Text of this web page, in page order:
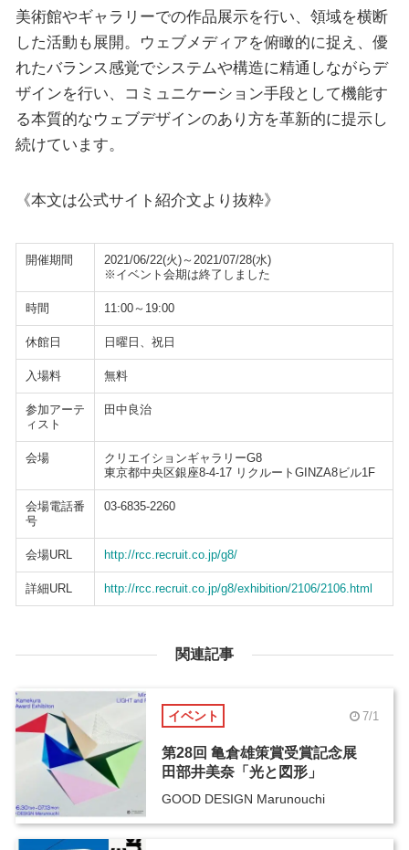
美術館やギャラリーでの作品展示を行い、領域を横断
した活動も展開。ウェブメディアを俯瞰的に捉え、優
れたバランス感覚でシステムや構造に精通しながらデ
ザインを行い、コミュニケーション手段として機能す
る本質的なウェブデザインのあり方を革新的に提示し
続けています。
《本文は公式サイト紹介文より抜粋》
開催期間
2021/06/22(火)～2021/07/28(水)
※イベント会期は終了しました
時間 11:00～19:00
休館日 日曜日、祝日
入場料 無料
参加アーテ
ィスト
田中良治
会場
クリエイションギャラリーG8
東京都中央区銀座8-4-17 リクルートGINZA8ビル1F
会場電話番
号
03-6835-2260
会場URL http://rcc.recruit.co.jp/g8/
詳細URL http://rcc.recruit.co.jp/g8/exhibition/2106/2106.html
関連記事
イベント 7/1
第28回 亀倉雄策賞受賞記念展
田部井美奈「光と図形」
GOOD DESIGN Marunouchi